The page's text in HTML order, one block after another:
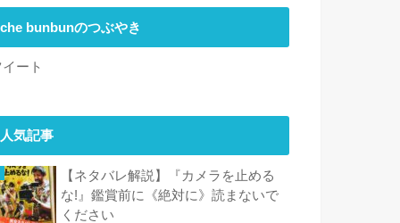
che bunbunのつぶやき
ート
人気記事
【ネタバレ解説】『カメラを止める
な!』鑑賞前に《絶対に》読まないで
ください